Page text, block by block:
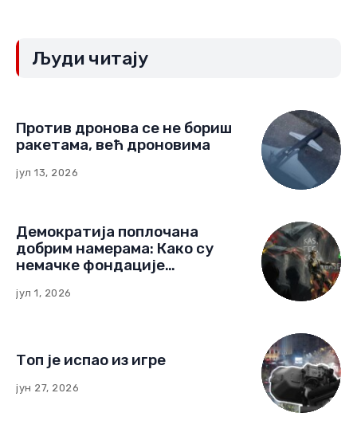
Људи читају
Против дронова се не бориш
ракетама, већ дроновима
јул 13, 2026
Демократија поплочана
добрим намерама: Како су
немачке фондације
Црној Гори
јул 1, 2026
Топ је испао из игре
јун 27, 2026